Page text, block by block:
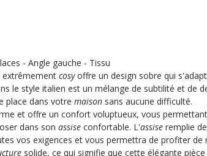
- Angle gauche - Tissu
cosyoffre un design sobre qui
le style italien est un mélange de subtilité et
place dans votre maison sans aucune difficulté.
et offre un confort voluptueux, vous
dans son assise confortable. L'assise remplie de
vos exigences et vous permettra de profiter
solide, ce qui signifie que cette élégante pièce